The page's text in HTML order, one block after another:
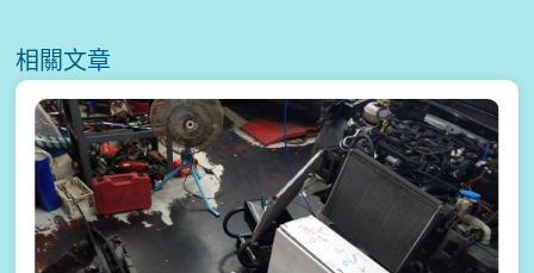
相關文章